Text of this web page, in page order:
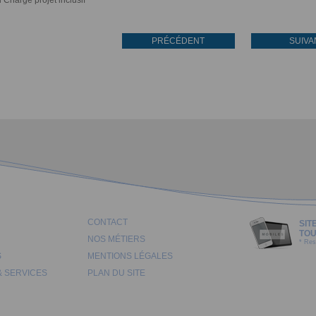
PRÉCÉDENT
SERVICES
CONTACT
NOS MÉTIERS
MENTIONS LÉGALES
PLAN DU SITE
*